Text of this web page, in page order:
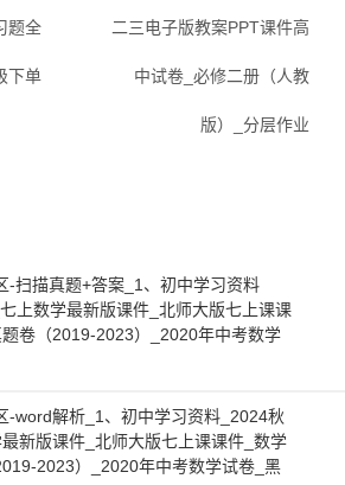
题全
下单
二三电子版教案PPT课件高
中试卷_必修二册（人教
版）_分层作业
-扫描真题+答案_1、初中学习资料
七上数学最新版课件_北师大版七上课课
卷（2019-2023）_2020年中考数学
-word解析_1、初中学习资料_2024秋
新版课件_北师大版七上课课件_数学
2023）_2020年中考数学试卷_黑